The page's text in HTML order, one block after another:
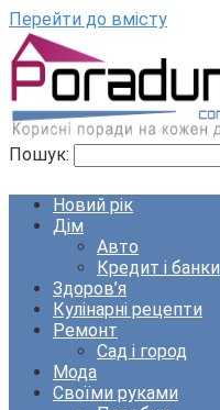
Перейти до вмісту
Пошук:
Новий рік
Дім
Авто
Кредит і банки
Здоров’я
Кулінарні рецепти
Ремонт
Сад і город
Мода
Своїми руками